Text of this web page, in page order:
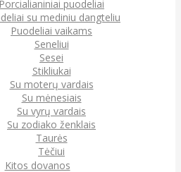
Porcialianiniai puodeliai
su mediniu dangteliu
Puodeliai vaikams
Seneliui
Sesei
Stikliukai
Su moterų vardais
Su mėnesiais
Su vyrų vardais
Su zodiako ženklais
Taurės
Tėčiui
Kitos dovanos